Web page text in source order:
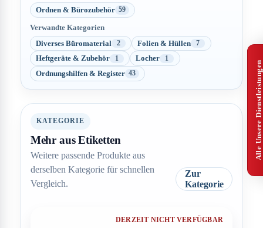
Ordnen & Bürozubehör 59
Verwandte Kategorien
Diverses Büromaterial
2 Folien & Hüllen 7
Heftgeräte & Zubehör 1 Locher 1
Ordnungshilfen & Register 43
KATEGORIE
Mehr aus Etiketten
Weitere passende Produkte aus
derselben Kategorie für schnellen
Vergleich.
Zur
Kategorie
DERZEIT NICHT VERFÜGBAR
Alle Unsere Dienstleistungen